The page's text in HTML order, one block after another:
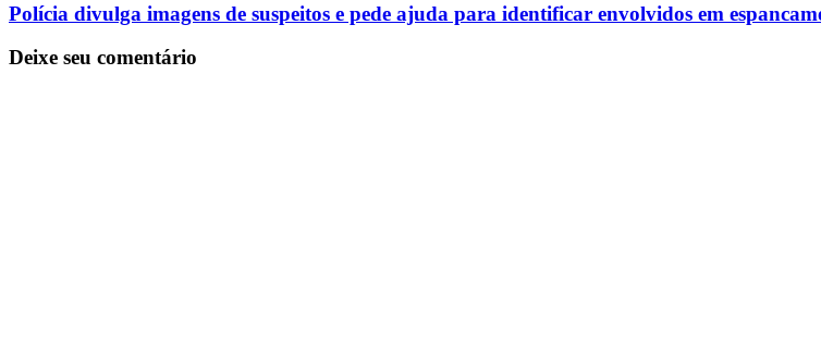
Polícia divulga imagens de suspeitos e pede ajuda para identificar envolvidos em
Deixe seu comentário